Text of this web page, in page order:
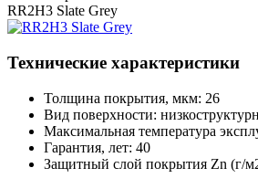
RR2H3 Slate Grey
Технические характеристики
Толщина покрытия, мкм: 26
Вид поверхности:
Максимальная температура
Гарантия, лет: 40
Защитный слой покрытия Zn (г/